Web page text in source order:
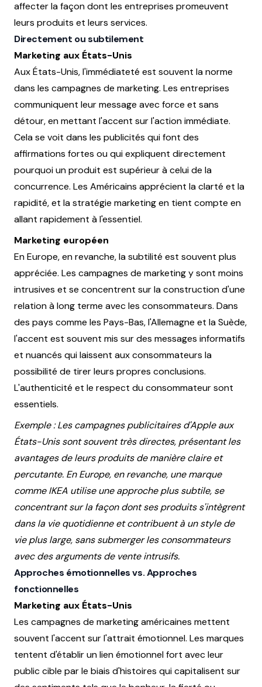
affecter la façon dont les entreprises promeuvent
leurs produits et leurs services.
Directement ou subtilement
Marketing aux États-Unis
Aux États-Unis, l'immédiateté est souvent la norme
dans les campagnes de marketing. Les entreprises
communiquent leur message avec force et sans
détour, en mettant l'accent sur l'action immédiate.
Cela se voit dans les publicités qui font des
affirmations fortes ou qui expliquent directement
pourquoi un produit est supérieur à celui de la
concurrence. Les Américains apprécient la clarté et la
rapidité, et la stratégie marketing en tient compte en
allant rapidement à l'essentiel.
Marketing européen
En Europe, en revanche, la subtilité est souvent plus
appréciée. Les campagnes de marketing y sont moins
intrusives et se concentrent sur la construction d'une
relation à long terme avec les consommateurs. Dans
des pays comme les Pays-Bas, l'Allemagne et la Suède,
l'accent est souvent mis sur des messages informatifs
et nuancés qui laissent aux consommateurs la
possibilité de tirer leurs propres conclusions.
L'authenticité et le respect du consommateur sont
essentiels.
Exemple : Les campagnes publicitaires d'Apple aux
États-Unis sont souvent très directes, présentant les
avantages de leurs produits de manière claire et
percutante. En Europe, en revanche, une marque
comme IKEA utilise une approche plus subtile, se
concentrant sur la façon dont ses produits s'intègrent
dans la vie quotidienne et contribuent à un style de
vie plus large, sans submerger les consommateurs
avec des arguments de vente intrusifs.
Approches émotionnelles vs. Approches
fonctionnelles
Marketing aux États-Unis
Les campagnes de marketing américaines mettent
souvent l'accent sur l'attrait émotionnel. Les marques
tentent d'établir un lien émotionnel fort avec leur
public cible par le biais d'histoires qui capitalisent sur